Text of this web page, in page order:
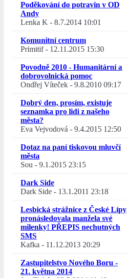
Poděkování do potravin v OD
Andy
Lenka K - 8.7.2014 10:01
Komunitní centrum
Primitif- 12.11.2015 15:30
Povodně 2010 - Humanitární a
dobrovolnická pomoc
Ondřej Víteček - 9.8.2010 09:17
Dobrý den, prosím, existuje
seznamka pro lidi z našeho
města?
Eva Vejvodová - 9.4.2015 12:50
Dotaz na paní tiskovou mluvčí
města
Sou - 9.1.2015 23:15
Dark Side
Dark Side - 13.1.2011 23:18
Lesbická strážnice z České Lípy
pronásledovala manžela své
milenky! PŘEPIS nechutných
SMS
Kafka - 11.12.2013 20:29
Zastupitelstvo Nového Boru -
21. května 2014